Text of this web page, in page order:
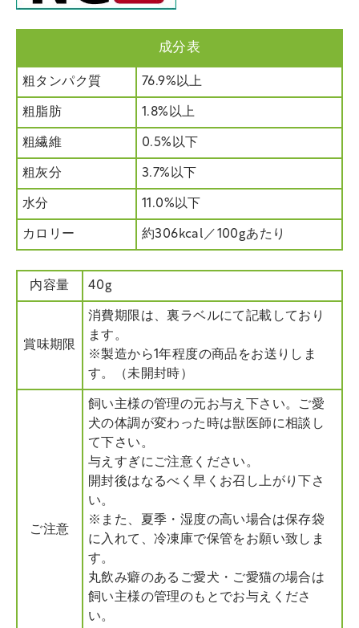
成分表
粗タンパク質 76.9%以上
粗脂肪 1.8%以上
粗繊維 0.5%以下
粗灰分 3.7%以下
水分 11.0%以下
カロリー 約306kcal／100gあたり
内容量 40g
賞味期限
消費期限は、裏ラベルにて記載しており
ます。
※製造から1年程度の商品をお送りしま
す。（未開封時）
ご注意
飼い主様の管理の元お与え下さい。ご愛
犬の体調が変わった時は獣医師に相談し
て下さい。
与えすぎにご注意ください。
開封後はなるべく早くお召し上がり下さ
い。
※また、夏季・湿度の高い場合は保存袋
に入れて、冷凍庫で保管をお願い致しま
す。
丸飲み癖のあるご愛犬・ご愛猫の場合は
飼い主様の管理のもとでお与えくださ
い。